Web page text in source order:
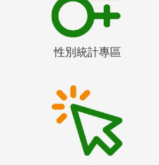
性別統計專區